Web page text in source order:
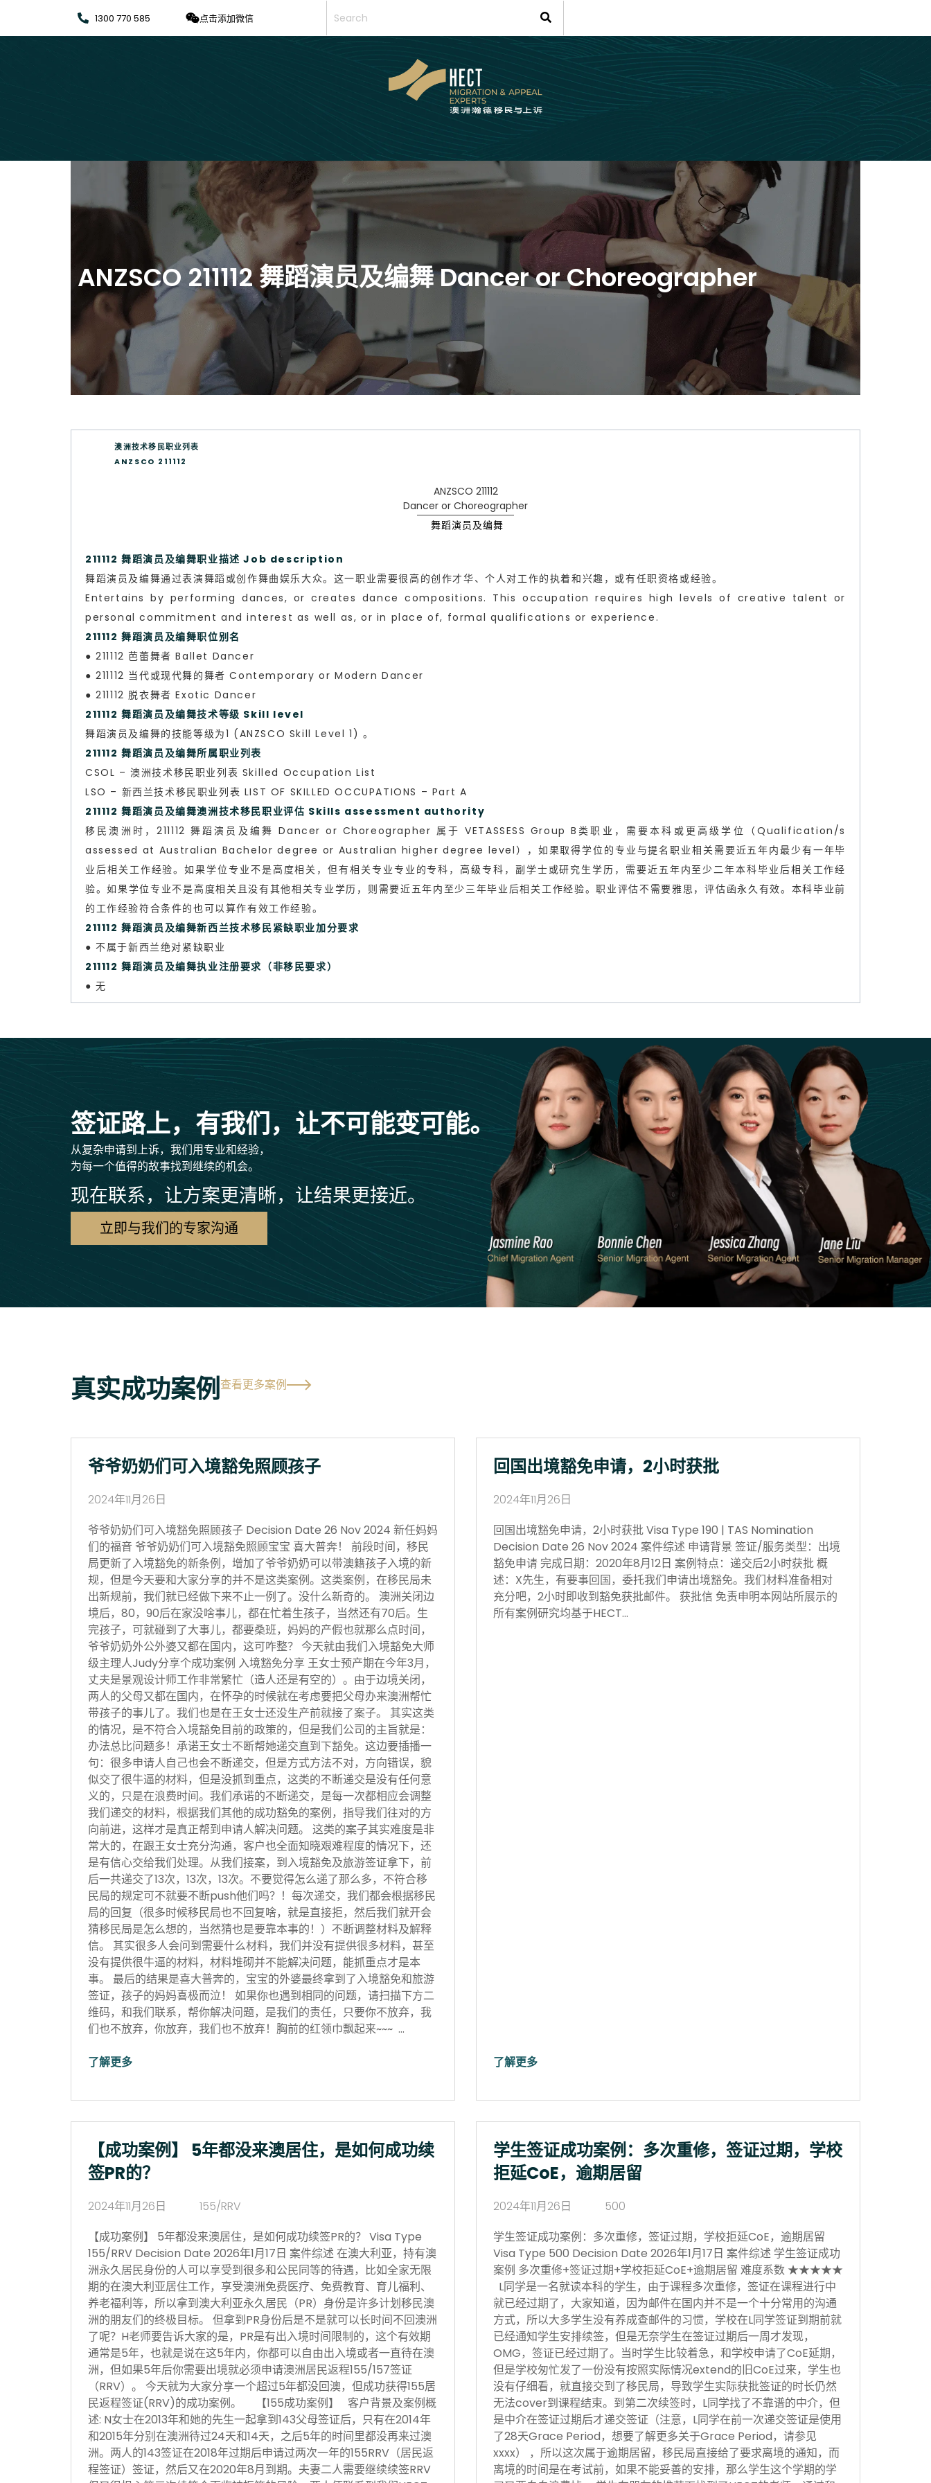
1300 770 585 点击添加微信
ANZSCO 211112 舞蹈演员及编舞 Dancer or Choreographer
澳洲技术移民职业列表
ANZSCO 211112
ANZSCO 211112
Dancer or Choreographer
舞蹈演员及编舞
211112 舞蹈演员及编舞职业描述 Job description
舞蹈演员及编舞通过表演舞蹈或创作舞曲娱乐大众。这一职业需要很高的创作才华、个人对工作的执着和兴趣，或有任职资格或经验。
Entertains by performing dances, or creates dance compositions. This occupation requires high levels of creative talent or
personal commitment and interest as well as, or in place of, formal qualifications or experience.
211112 舞蹈演员及编舞职位别名
● 211112 芭蕾舞者 Ballet Dancer
● 211112 当代或现代舞的舞者 Contemporary or Modern Dancer
● 211112 脱衣舞者 Exotic Dancer
211112 舞蹈演员及编舞技术等级 Skill level
舞蹈演员及编舞的技能等级为1 (ANZSCO Skill Level 1) 。
211112 舞蹈演员及编舞所属职业列表
CSOL – 澳洲技术移民职业列表 Skilled Occupation List
LSO – 新西兰技术移民职业列表 LIST OF SKILLED OCCUPATIONS – Part A
211112 舞蹈演员及编舞澳洲技术移民职业评估 Skills assessment authority
移民澳洲时，211112 舞蹈演员及编舞 Dancer or Choreographer 属于 VETASSESS Group B类职业，需要本科或更高级学位（Qualification/s
assessed at Australian Bachelor degree or Australian higher degree level），如果取得学位的专业与提名职业相关需要近五年内最少有一年毕
业后相关工作经验。如果学位专业不是高度相关，但有相关专业专业的专科，高级专科，副学士或研究生学历，需要近五年内至少二年本科毕业后相关工作经
验。如果学位专业不是高度相关且没有其他相关专业学历，则需要近五年内至少三年毕业后相关工作经验。职业评估不需要雅思，评估函永久有效。本科毕业前
的工作经验符合条件的也可以算作有效工作经验。
211112 舞蹈演员及编舞新西兰技术移民紧缺职业加分要求
● 不属于新西兰绝对紧缺职业
211112 舞蹈演员及编舞执业注册要求（非移民要求）
● 无
签证路上，有我们，让不可能变可能。
从复杂申请到上诉，我们用专业和经验，
为每一个值得的故事找到继续的机会。
现在联系，让方案更清晰，让结果更接近。
立即与我们的专家沟通
真实成功案例查看更多案例
爷爷奶奶们可入境豁免照顾孩子
2024年11月26日
爷爷奶奶们可入境豁免照顾孩子 Decision Date 26 Nov 2024 新任妈妈
们的福音 爷爷奶奶们可入境豁免照顾宝宝 喜大普奔！ 前段时间，移民
局更新了入境豁免的新条例，增加了爷爷奶奶可以带澳籍孩子入境的新
规，但是今天要和大家分享的并不是这类案例。这类案例，在移民局未
出新规前，我们就已经做下来不止一例了。没什么新奇的。 澳洲关闭边
境后，80，90后在家没啥事儿，都在忙着生孩子，当然还有70后。生
完孩子，可就碰到了大事儿，都要桑班，妈妈的产假也就那么点时间，
爷爷奶奶外公外婆又都在国内，这可咋整？ 今天就由我们入境豁免大师
级主理人Judy分享个成功案例 入境豁免分享 王女士预产期在今年3月，
丈夫是景观设计师工作非常繁忙（造人还是有空的）。由于边境关闭，
两人的父母又都在国内，在怀孕的时候就在考虑要把父母办来澳洲帮忙
带孩子的事儿了。我们也是在王女士还没生产前就接了案子。 其实这类
的情况，是不符合入境豁免目前的政策的，但是我们公司的主旨就是：
办法总比问题多！承诺王女士不断帮她递交直到下豁免。这边要插播一
句：很多申请人自己也会不断递交，但是方式方法不对，方向错误，貌
似交了很牛逼的材料，但是没抓到重点，这类的不断递交是没有任何意
义的，只是在浪费时间。我们承诺的不断递交，是每一次都相应会调整
我们递交的材料，根据我们其他的成功豁免的案例，指导我们往对的方
向前进，这样才是真正帮到申请人解决问题。 这类的案子其实难度是非
常大的，在跟王女士充分沟通，客户也全面知晓艰难程度的情况下，还
是有信心交给我们处理。从我们接案，到入境豁免及旅游签证拿下，前
后一共递交了13次，13次，13次。不要觉得怎么递了那么多，不符合移
民局的规定可不就要不断push他们吗？！每次递交，我们都会根据移民
局的回复（很多时候移民局也不回复啥，就是直接拒，然后我们就开会
猜移民局是怎么想的，当然猜也是要靠本事的！）不断调整材料及解释
信。 其实很多人会问到需要什么材料，我们并没有提供很多材料，甚至
没有提供很牛逼的材料，材料堆砌并不能解决问题，能抓重点才是本
事。 最后的结果是喜大普奔的，宝宝的外婆最终拿到了入境豁免和旅游
签证，孩子的妈妈喜极而泣！ 如果你也遇到相同的问题，请扫描下方二
维码，和我们联系，帮你解决问题，是我们的责任，只要你不放弃，我
们也不放弃，你放弃，我们也不放弃！胸前的红领巾飘起来~~~ …
了解更多
回国出境豁免申请，2小时获批
2024年11月26日
回国出境豁免申请，2小时获批 Visa Type 190 | TAS Nomination
Decision Date 26 Nov 2024 案件综述 申请背景 签证/服务类型：出境
豁免申请 完成日期：2020年8月12日 案例特点：递交后2小时获批 概
述：X先生，有要事回国，委托我们申请出境豁免。我们材料准备相对
充分吧，2小时即收到豁免获批邮件。 获批信 免责申明本网站所展示的
所有案例研究均基于HECT…
了解更多
【成功案例】 5年都没来澳居住，是如何成功续
签PR的？
2024年11月26日
155/RRV
【成功案例】 5年都没来澳居住，是如何成功续签PR的？ Visa Type
155/RRV Decision Date 2026年1月17日 案件综述 在澳大利亚，持有澳
洲永久居民身份的人可以享受到很多和公民同等的待遇，比如全家无限
期的在澳大利亚居住工作，享受澳洲免费医疗、免费教育、育儿福利、
养老福利等，所以拿到澳大利亚永久居民（PR）身份是许多计划移民澳
洲的朋友们的终极目标。 但拿到PR身份后是不是就可以长时间不回澳洲
了呢？H老师要告诉大家的是，PR是有出入境时间限制的，这个有效期
通常是5年，也就是说在这5年内，你都可以自由出入境或者一直待在澳
洲，但如果5年后你需要出境就必须申请澳洲居民返程155/157签证
（RRV）。 今天就为大家分享一个超过5年都没回澳，但成功获得155居
民返程签证(RRV)的成功案例。 【155成功案例】 客户背景及案例概
述: N女士在2013年和她的先生一起拿到143父母签证后，只有在2014年
和2015年分别在澳洲待过24天和14天，之后5年的时间里都没再来过澳
洲。两人的143签证在2018年过期后申请过两次一年的155RRV（居民返
程签证）签证，然后又在2020年8月到期。夫妻二人需要继续续签RRV
学生签证成功案例：多次重修，签证过期，学校
拒延CoE，逾期居留
2024年11月26日
500
学生签证成功案例：多次重修，签证过期，学校拒延CoE，逾期居留
Visa Type 500 Decision Date 2026年1月17日 案件综述 学生签证成功
案例 多次重修+签证过期+学校拒延CoE+逾期居留 难度系数 ★★★★★
L同学是一名就读本科的学生，由于课程多次重修，签证在课程进行中
就已经过期了，大家知道，因为邮件在国内并不是一个十分常用的沟通
方式，所以大多学生没有养成查邮件的习惯，学校在L同学签证到期前就
已经通知学生安排续签，但是无奈学生在签证过期后一周才发现，
OMG，签证已经过期了。当时学生比较着急，和学校申请了CoE延期，
但是学校匆忙发了一份没有按照实际情况extend的旧CoE过来，学生也
没有仔细看，就直接交到了移民局，导致学生实际获批签证的时长仍然
无法cover到课程结束。到第二次续签时，L同学找了不靠谱的中介，但
是中介在签证过期后才递交签证（注意，L同学在前一次递交签证是使用
了28天Grace Period，想要了解更多关于Grace Period，请参见
xxxx） ，所以这次属于逾期居留，移民局直接给了要求离境的通知，而
离境的时间是在考试前，如果不能妥善的安排，那么学生这个学期的学